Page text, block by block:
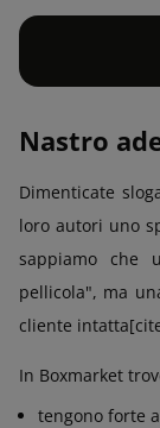
Nastro
Dimenticate
loro autori uno
sappiamo che
pellicola", ma
cliente
In Boxmarket
tengono forte